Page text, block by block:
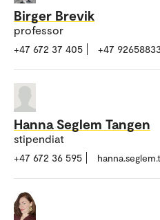
Birger Brevik
professor
+47 672 37 405 +47
Hanna Seglem Tangen
stipendiat
+47 672 36 595